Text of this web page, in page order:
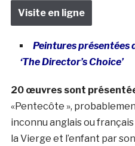
Visite en ligne
Peintures présentées
‘The Director’s Choice’
20 œuvres sont
«Pentecôte »,
inconnu anglais ou
la Vierge et l’enfant par